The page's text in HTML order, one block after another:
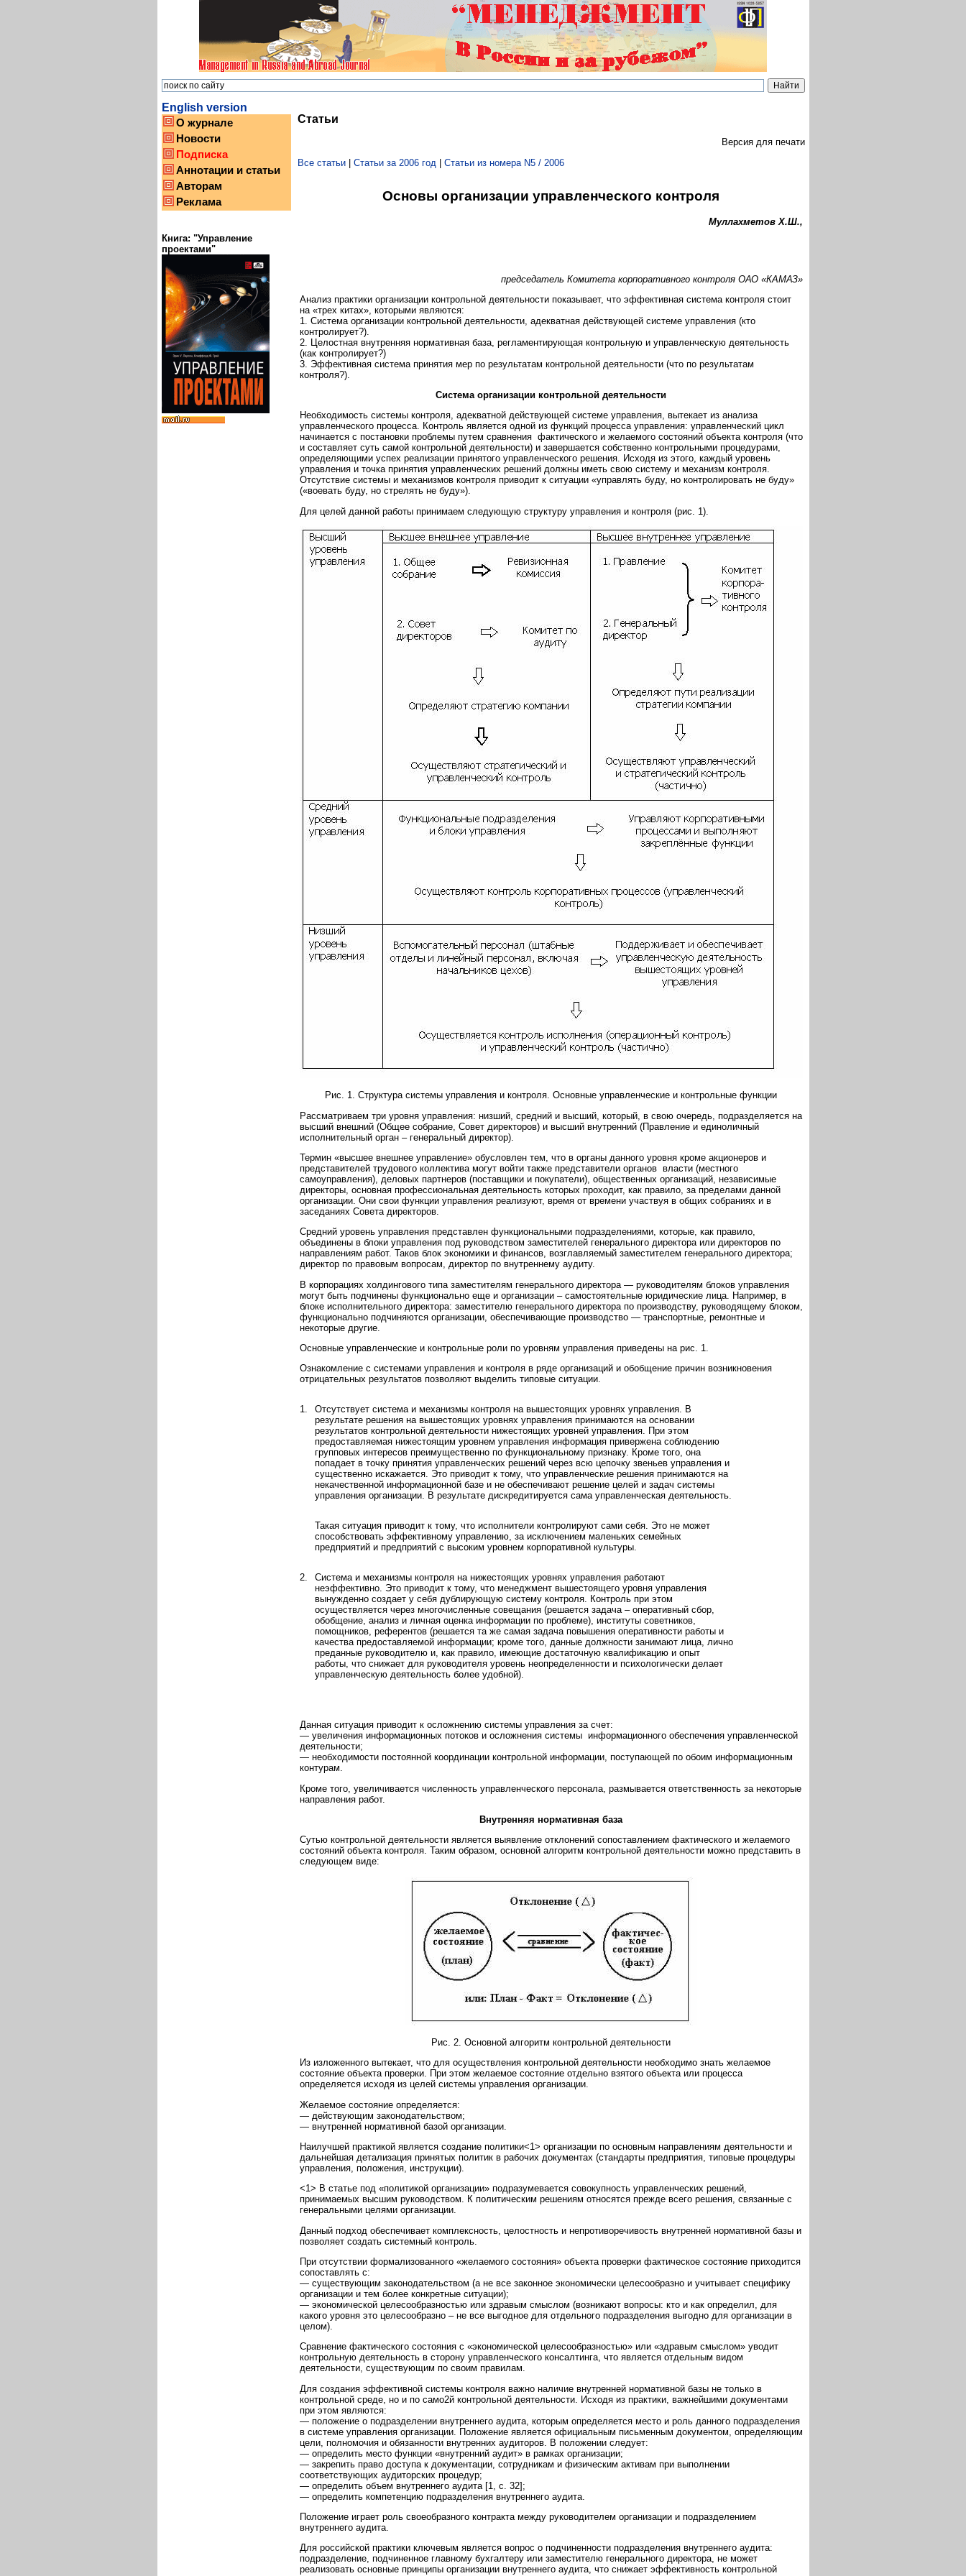
English version
О журнале
Новости
Подписка
Аннотации и статьи
Авторам
Реклама
Книга: "Управление
проектами"
Статьи
Версия для печати
Все статьи| Статьи за 2006 год | Статьи из номера N5 / 2006
Основы организации управленческого контроля
Муллахметов Х.Ш.,
председатель Комитета корпоративного контроля ОАО «КАМАЗ»
Анализ практики организации контрольной деятельности показывает, что эффективная система контроля стоит
на «трех китах», которыми являются:
1. Система организации контрольной деятельности, адекватная действующей системе управления (кто
контролирует?).
2. Целостная внутренняя нормативная база, регламентирующая контрольную и управленческую деятельность
(как контролирует?)
3. Эффективная система принятия мер по результатам контрольной деятельности (что по результатам
контроля?).
Система организации контрольной деятельности
Необходимость системы контроля, адекватной действующей системе управления, вытекает из анализа
управленческого процесса. Контроль является одной из функций процесса управления: управленческий цикл
начинается с постановки проблемы путем сравнения фактического и желаемого состояний объекта контроля (что
и составляет суть самой контрольной деятельности) и завершается собственно контрольными процедурами,
определяющими успех реализации принятого управленческого решения. Исходя из этого, каждый уровень
управления и точка принятия управленческих решений должны иметь свою систему и механизм контроля.
Отсутствие системы и механизмов контроля приводит к ситуации «управлять буду, но контролировать не буду»
(«воевать буду, но стрелять не буду»).
Для целей данной работы принимаем следующую структуру управления и контроля (рис. 1).
Рис. 1. Структура системы управления и контроля. Основные управленческие и контрольные функции
Рассматриваем три уровня управления: низший, средний и высший, который, в свою очередь, подразделяется на
высший внешний (Общее собрание, Совет директоров) и высший внутренний (Правление и единоличный
исполнительный орган – генеральный директор).
Термин «высшее внешнее управление» обусловлен тем, что в органы данного уровня кроме акционеров и
представителей трудового коллектива могут войти также представители органов власти (местного
самоуправления), деловых партнеров (поставщики и покупатели), общественных организаций, независимые
директоры, основная профессиональная деятельность которых проходит, как правило, за пределами данной
организации. Они свои функции управления реализуют, время от времени участвуя в общих собраниях и в
заседаниях Совета директоров.
Средний уровень управления представлен функциональными подразделениями, которые, как правило,
объединены в блоки управления под руководством заместителей генерального директора или директоров по
направлениям работ. Таков блок экономики и финансов, возглавляемый заместителем генерального директора;
директор по правовым вопросам, директор по внутреннему аудиту.
В корпорациях холдингового типа заместителям генерального директора — руководителям блоков управления
могут быть подчинены функционально еще и организации – самостоятельные юридические лица. Например, в
блоке исполнительного директора: заместителю генерального директора по производству, руководящему блоком,
функционально подчиняются организации, обеспечивающие производство — транспортные, ремонтные и
некоторые другие.
Основные управленческие и контрольные роли по уровням управления приведены на рис. 1.
Ознакомление с системами управления и контроля в ряде организаций и обобщение причин возникновения
отрицательных результатов позволяют выделить типовые ситуации.
1.
Отсутствует система и механизмы контроля на вышестоящих уровнях управления. В
результате решения на вышестоящих уровнях управления принимаются на основании
результатов контрольной деятельности нижестоящих уровней управления. При этом
предоставляемая нижестоящим уровнем управления информация привержена соблюдению
групповых интересов преимущественно по функциональному признаку. Кроме того, она
попадает в точку принятия управленческих решений через всю цепочку звеньев управления и
существенно искажается. Это приводит к тому, что управленческие решения принимаются на
некачественной информационной базе и не обеспечивают решение целей и задач системы
управления организации. В результате дискредитируется сама управленческая деятельность.
Такая ситуация приводит к тому, что исполнители контролируют сами себя. Это не может
способствовать эффективному управлению, за исключением маленьких семейных
предприятий и предприятий с высоким уровнем корпоративной культуры.
2.
Система и механизмы контроля на нижестоящих уровнях управления работают
неэффективно. Это приводит к тому, что менеджмент вышестоящего уровня управления
вынужденно создает у себя дублирующую систему контроля. Контроль при этом
осуществляется через многочисленные совещания (решается задача – оперативный сбор,
обобщение, анализ и личная оценка информации по проблеме), институты советников,
помощников, референтов (решается та же самая задача повышения оперативности работы и
качества предоставляемой информации; кроме того, данные должности занимают лица, лично
преданные руководителю и, как правило, имеющие достаточную квалификацию и опыт
работы, что снижает для руководителя уровень неопределенности и психологически делает
управленческую деятельность более удобной).
Данная ситуация приводит к осложнению системы управления за счет:
— увеличения информационных потоков и осложнения системы информационного обеспечения управленческой
деятельности;
— необходимости постоянной координации контрольной информации, поступающей по обоим информационным
контурам.
Кроме того, увеличивается численность управленческого персонала, размывается ответственность за некоторые
направления работ.
Внутренняя нормативная база
Сутью контрольной деятельности является выявление отклонений сопоставлением фактического и желаемого
состояний объекта контроля. Таким образом, основной алгоритм контрольной деятельности можно представить в
следующем виде:
Рис. 2. Основной алгоритм контрольной деятельности
Из изложенного вытекает, что для осуществления контрольной деятельности необходимо знать желаемое
состояние объекта проверки. При этом желаемое состояние отдельно взятого объекта или процесса
определяется исходя из целей системы управления организации.
Желаемое состояние определяется:
— действующим законодательством;
— внутренней нормативной базой организации.
Наилучшей практикой является создание политики<1> организации по основным направлениям деятельности и
дальнейшая детализация принятых политик в рабочих документах (стандарты предприятия, типовые процедуры
управления, положения, инструкции).
<1> В статье под «политикой организации» подразумевается совокупность управленческих решений,
принимаемых высшим руководством. К политическим решениям относятся прежде всего решения, связанные с
генеральными целями организации.
Данный подход обеспечивает комплексность, целостность и непротиворечивость внутренней нормативной базы и
позволяет создать системный контроль.
При отсутствии формализованного «желаемого состояния» объекта проверки фактическое состояние приходится
сопоставлять с:
— существующим законодательством (а не все законное экономически целесообразно и учитывает специфику
организации и тем более конкретные ситуации);
— экономической целесообразностью или здравым смыслом (возникают вопросы: кто и как определил, для
какого уровня это целесообразно – не все выгодное для отдельного подразделения выгодно для организации в
целом).
Сравнение фактического состояния с «экономической целесообразностью» или «здравым смыслом» уводит
контрольную деятельность в сторону управленческого консалтинга, что является отдельным видом
деятельности, существующим по своим правилам.
Для создания эффективной системы контроля важно наличие внутренней нормативной базы не только в
контрольной среде, но и по само2й контрольной деятельности. Исходя из практики, важнейшими документами
при этом являются:
— положение о подразделении внутреннего аудита, которым определяется место и роль данного подразделения
в системе управления организации. Положение является официальным письменным документом, определяющим
цели, полномочия и обязанности внутренних аудиторов. В положении следует:
— определить место функции «внутренний аудит» в рамках организации;
— закрепить право доступа к документации, сотрудникам и физическим активам при выполнении
соответствующих аудиторских процедур;
— определить объем внутреннего аудита [1, с. 32];
— определить компетенцию подразделения внутреннего аудита.
Положение играет роль своеобразного контракта между руководителем организации и подразделением
внутреннего аудита.
Для российской практики ключевым является вопрос о подчиненности подразделения внутреннего аудита:
подразделение, подчиненное главному бухгалтеру или заместителю генерального директора, не может
реализовать основные принципы организации внутреннего аудита, что снижает эффективность контрольной